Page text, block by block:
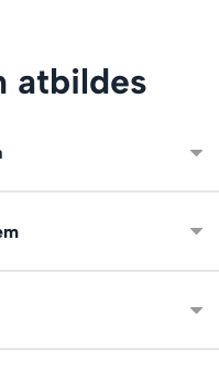
atbildes
maksājumi. Neko
un skatījumu,
uz XLS par